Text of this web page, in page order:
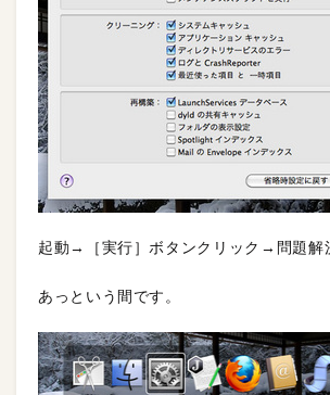
起動→［実行］ボタンクリック→問題解
あっという間です。